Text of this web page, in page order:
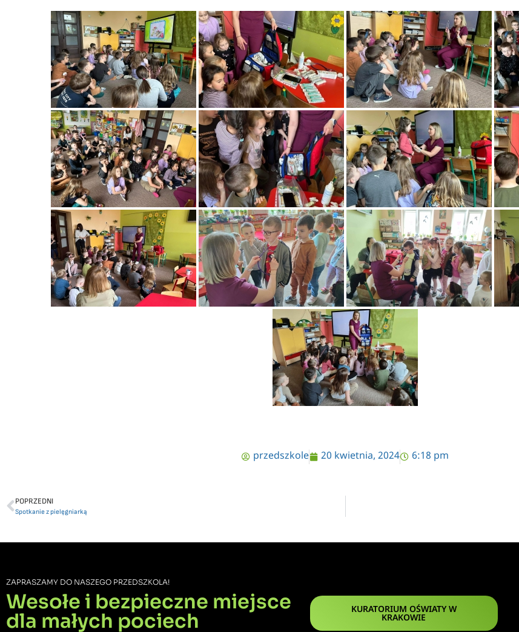
przedszkole 20 kwietnia, 2024 6:18 pm
POPRZEDNI
Spotkanie z pielęgniarką
ZAPRASZAMY DO NASZEGO PRZEDSZKOLA!
Wesołe i bezpieczne miejsce
dla małych pociech
KURATORIUM OŚWIATY W
KRAKOWIE